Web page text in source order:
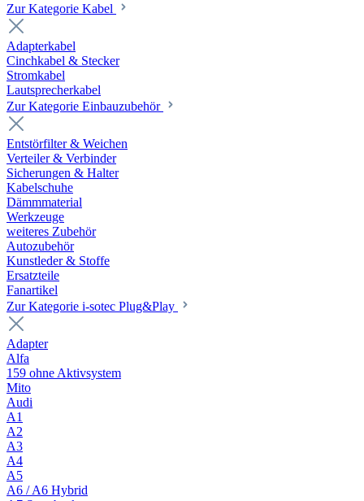
Zur Kategorie Kabel
Adapterkabel
Cinchkabel & Stecker
Stromkabel
Lautsprecherkabel
Zur Kategorie Einbauzubehör
Entstörfilter & Weichen
Verteiler & Verbinder
Sicherungen & Halter
Kabelschuhe
Dämmmaterial
Werkzeuge
weiteres Zubehör
Autozubehör
Kunstleder & Stoffe
Ersatzteile
Fanartikel
Zur Kategorie i-sotec Plug&Play
Adapter
Alfa
159 ohne Aktivsystem
Mito
Audi
A1
A2
A3
A4
A5
A6 / A6 Hybrid